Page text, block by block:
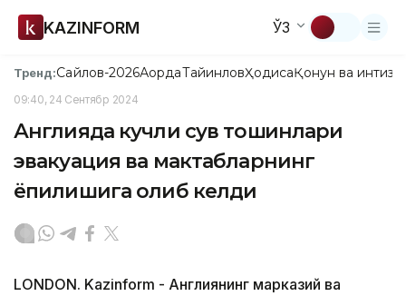
KAZINFORM ЎЗ
Тренд:Сайлов-2026АқордаТайинловҲодисаҚонун ва
09:40, 24 Сентябр 2024
Англияда кучли сув тошқинлари
эвакуация ва мактабларнинг
ёпилишига олиб келди
LONDON. Kazinform - Англиянинг марказий ва